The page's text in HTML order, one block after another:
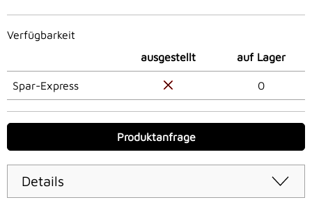
Verfügbarkeit
ausgestellt
auf Lager
Spar-Express 0
Produktanfrage
Details